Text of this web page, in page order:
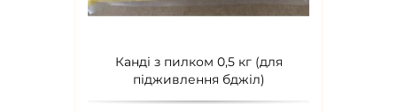
Канді з пилком 0,5 кг (для
підживлення бджіл)